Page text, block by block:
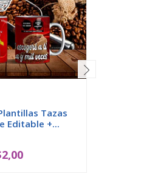
Tazas
Editable +...